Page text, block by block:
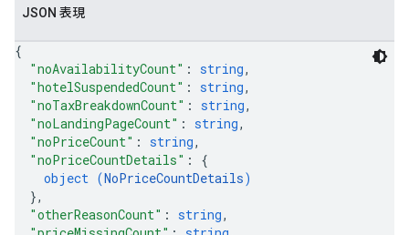
JSON 表現
{
"noAvailabilityCount" : string,
"hotelSuspendedCount" : string,
"noTaxBreakdownCount" : string,
"noLandingPageCount" : string,
"noPriceCount" : string,
"noPriceCountDetails" : {
object (NoPriceCountDetails)
},
"otherReasonCount" : string,